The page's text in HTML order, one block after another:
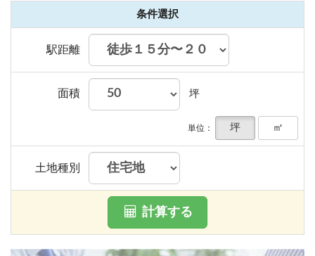
条件選択
駅距離
面積 坪
単位： 坪 ㎡
土地種別
計算する